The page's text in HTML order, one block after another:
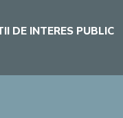
DE INTERES PUBLIC